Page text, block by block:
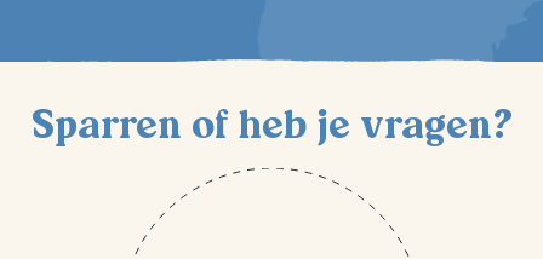
Sparren of heb je vragen?